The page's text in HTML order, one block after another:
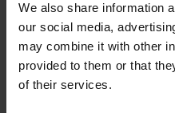
We also share information
our social media,
may combine it with other
provided to them or that
of their services.
QUALITÄT